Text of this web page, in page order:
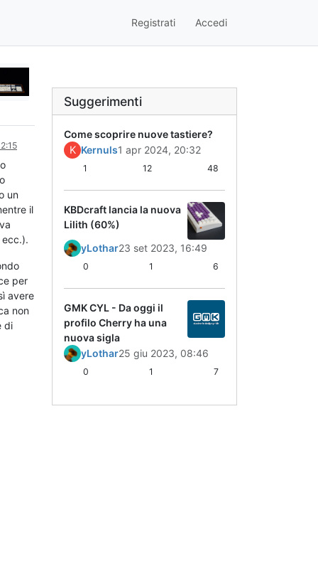
Registrati Accedi
un
il
ecc.).
per
avere
non
di
Suggerimenti
Come scoprire nuove tastiere?
K Kernuls1 apr 2024, 20:32
1 12 48
KBDcraft lancia la nuova
Lilith (60%)
yLothar23 set 2023, 16:49
0 1 6
GMK CYL - Da oggi il
profilo Cherry ha una
nuova sigla
yLothar25 giu 2023, 08:46
0 1 7